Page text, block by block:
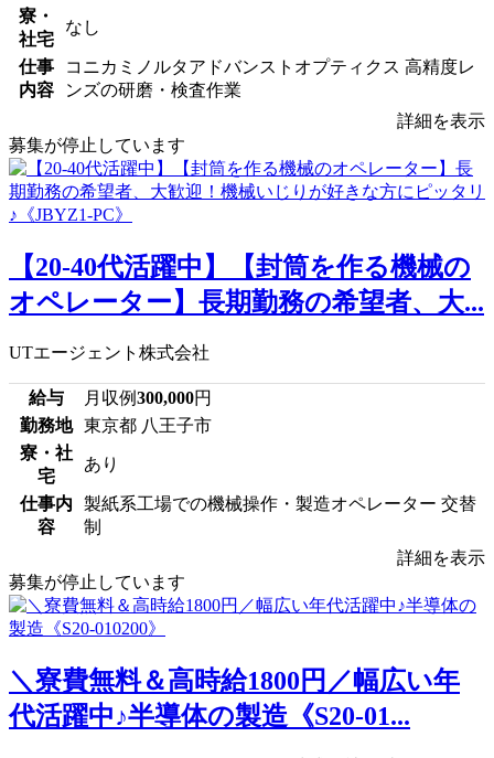
寮・
社宅
なし
仕事
内容
コニカミノルタアドバンストオプティクス 高精度レ
ンズの研磨・検査作業
詳細を表示
募集が停止しています
【20-40代活躍中】【封筒を作る機械の
オペレーター】長期勤務の希望者、大...
UTエージェント株式会社
給与 月収例300,000円
勤務地
東京都 八王子市
寮・社
宅
あり
仕事内
容
製紙系工場での機械操作・製造オペレーター 交替
制
詳細を表示
募集が停止しています
＼寮費無料＆高時給1800円／幅広い年
代活躍中♪半導体の製造《S20-01...